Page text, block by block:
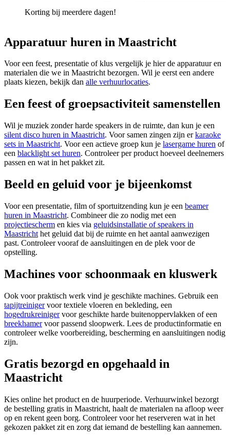
Korting bij meerdere dagen!
Apparatuur huren in Maastricht
Voor een feest, presentatie of klus vergelijk je hier de apparatuur en
materialen die we in Maastricht bezorgen. Wil je eerst een andere
plaats kiezen, bekijk dan alle verhuurlocaties.
Een feest of groepsactiviteit samenstellen
Wil je muziek zonder harde speakers in de ruimte, dan kun je een
silent disco huren in Maastricht. Voor samen zingen zijn erkaraoke
sets in Maastricht. Voor een actieve groep kun je lasergame huren of
een blacklight set huren. Controleer per product hoeveel deelnemers
passen en wat in het pakket zit.
Beeld en geluid voor je bijeenkomst
Voor een presentatie, film of sportuitzending kun je een beamer
huren in Maastricht. Combineer die zo nodig met een
projectiescherm en kies via geluidsinstallatie of speakers in
Maastricht het geluid dat bij de ruimte en het aantal aanwezigen
past. Controleer vooraf de aansluitingen en de plek voor de
opstelling.
Machines voor schoonmaak en kluswerk
Ook voor praktisch werk vind je geschikte machines. Gebruik een
tapijtreinigervoor textiele vloeren en bekleding, een
hogedrukreinigervoor geschikte harde buitenoppervlakken of een
breekhamervoor passend sloopwerk. Lees de productinformatie en
controleer welke voorbereiding, bescherming en aansluitingen nodig
zijn.
Gratis bezorgd en opgehaald in
Maastricht
Kies online het product en de huurperiode. Verhuurwinkel bezorgt
de bestelling gratis in Maastricht, haalt de materialen na afloop weer
op en rekent geen borg. Controleer voor het reserveren wat in het
gekozen pakket zit en zorg dat iemand de bestelling kan aannemen.